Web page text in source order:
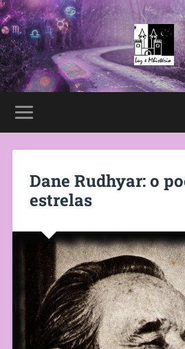
Dane Rudhyar: o
estrelas